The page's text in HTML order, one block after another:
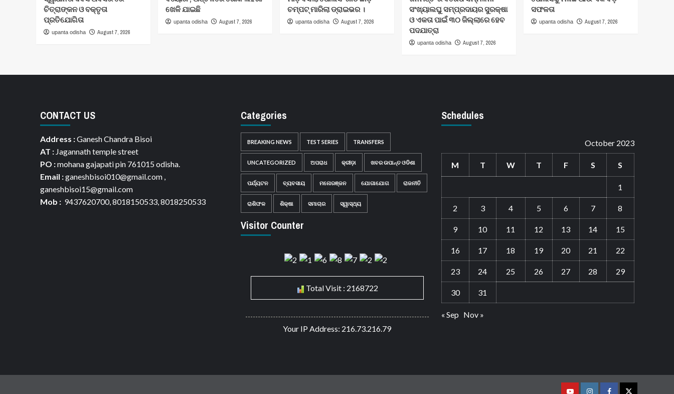
ଚିତ୍ରାଙ୍କନ ଓ ବକ୍ତୃତା
ପ୍ରତିଯୋଗିତା
upanta odisha August 7, 2026
ଖେଳି ଯାଇଛି
upanta odisha August 7, 2026
ଚମ୍ପଟ୍ ମାରିଲା ଡ୍ରାଇଭର ।
upanta odisha August 7, 2026
ସଂଖ୍ୟାଲଘୁ ସମ୍ପ୍ରଦାୟର ସୁରକ୍ଷା
ଓ ଏକତା ପାଇଁ ୩୦ ଜିଲ୍ଲାରେ ହେବ
ପଦଯାତ୍ରା
upanta odisha August 7, 2026
ସଫଳତା
upanta odisha August 7, 2026
CONTACT US
Address :Ganesh Chandra Bisoi
AT :Jagannath temple street
PO :mohana gajapati pin 761015 odisha.
Email :ganeshbisoi010@gmail.com ,
ganeshbisoi15@gmail.com
Mob :9437620700, 8018150533, 8018250533
Categories
BREAKING NEWS TEST SERIES TRANSFERS
UNCATEGORIZED ଅପରାଧ କ୍ରୀଡ଼ା ଖବର ଉପାନ୍ତ ଓଡିଶା
ପର୍ଯ୍ୟଟନ ବ୍ୟବସାୟ ମନୋରଞ୍ଜନ ଯୋଗାଯୋଗ ରାଜନୀତି
ରାଶିଫଳ ଶିକ୍ଷା ସମାଚାର ସ୍ୱାସ୍ଥ୍ୟ
Visitor Counter
Total Visit : 2168722
Your IP Address: 216.73.216.79
Schedules
October 2023
M T W T F S S
1
2 3 4 5 6 7 8
9 10 11 12 13 14 15
16 17 18 19 20 21 22
23 24 25 26 27 28 29
30 31
« Sep Nov »